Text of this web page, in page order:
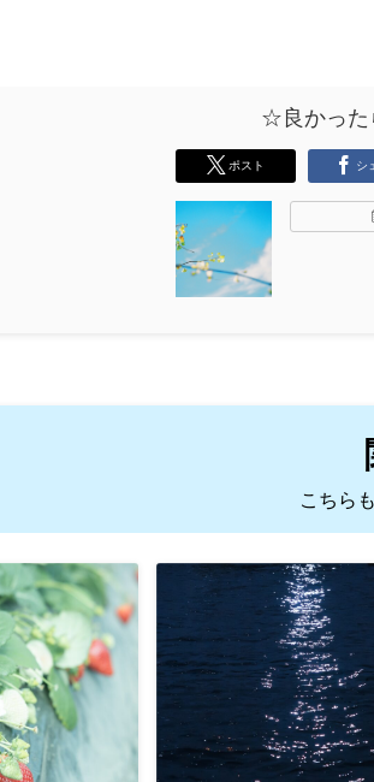
☆良かった
ポスト シ
こちら